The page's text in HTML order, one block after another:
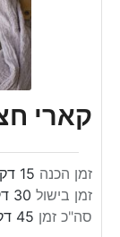
קארי
זמן הכנה 15
m
i
n
זמן בישול 30
m
i
סה"כ זמן 45
m